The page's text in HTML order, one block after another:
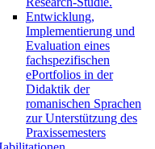
Entwicklung,
Implementierung und
Evaluation eines
fachspezifischen
ePortfolios in der
Didaktik der
romanischen Sprachen
zur Unterstützung des
Praxissemesters